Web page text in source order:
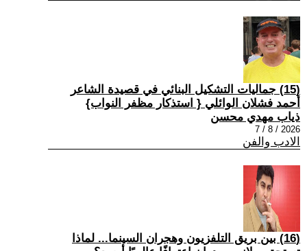
(15) جماليات التشكيل البنائي في قصيدة الشاعر
أحمد فشلان الوائلي { استذكار مظفر النواب}
ذياب مهدي محسن
2026 / 8 / 7
الادب والفن
(16) بين بريق التلفزيون وهجران السينما... لماذا